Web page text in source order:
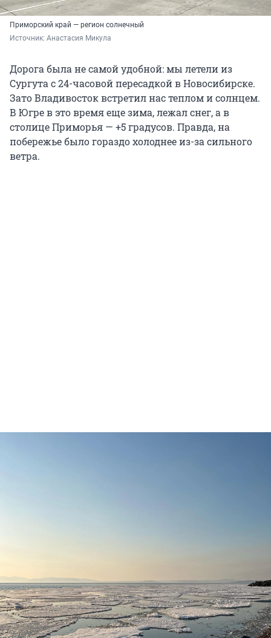
Приморский край — регион солнечный
Источник: Анастасия Микула
Дорога была не самой удобной: мы летели из
Сургута с24-часовойпересадкой в Новосибирске.
Зато Владивосток встретил нас теплом и солнцем.
В Югре в это время еще зима, лежал снег, а в
столице Приморья — +5 градусов. Правда, на
побережье было гораздо холоднее из-за сильного
ветра.